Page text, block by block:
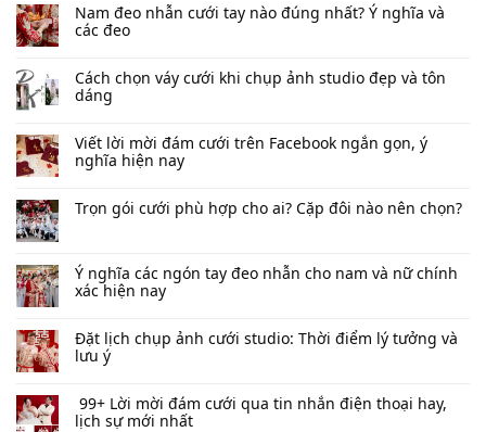
Nam đeo nhẫn cưới tay nào đúng nhất​? Ý nghĩa và
các đeo
Cách chọn váy cưới khi chụp ảnh studio đẹp và tôn
dáng
Viết lời mời đám cưới trên Facebook​ ngắn gọn, ý
nghĩa hiện nay
Trọn gói cưới phù hợp cho ai? Cặp đôi nào nên chọn?
Ý nghĩa các ngón tay đeo nhẫn cho nam và nữ chính
xác hiện nay
Đặt lịch chụp ảnh cưới studio: Thời điểm lý tưởng và
lưu ý
99+ Lời mời đám cưới qua tin nhắn​ điện thoại hay,
lịch sự mới nhất